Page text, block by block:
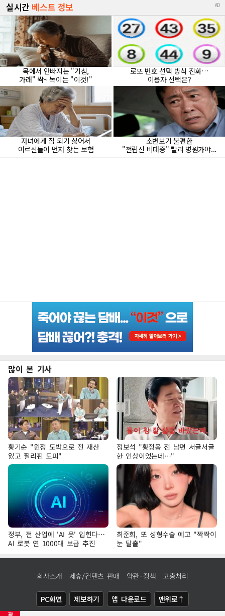
광
많이 본 기사
황기순 "원정 도박으로 전 재산
잃고 필리핀 도피"
정보석 "황정음 전 남편 서글서글
한 인상이었는데…"
정부, 전 산업에 'AI 옷' 입힌다…
AI 로봇 연 1000대 보급 추진
최준희, 또 성형수술 예고 "짝짝이
눈 탈출"
회사소개 제휴/컨텐츠 판매 약관·정책 고충처리
PC화면 제보하기 앱 다운로드 맨위로↑